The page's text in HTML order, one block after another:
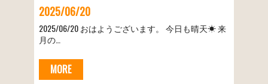
2025/06/20
2025/06/20 おはようございます。 今日も晴天☀︎ 来
月の…
MORE